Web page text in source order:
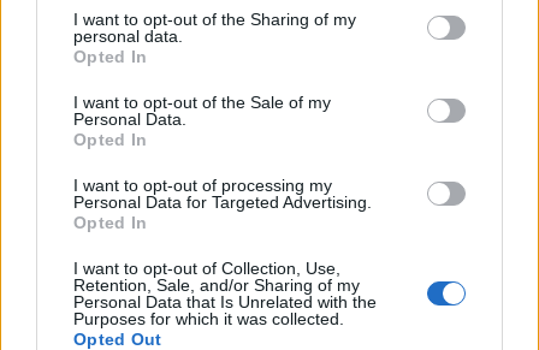
not limited to your visit or usage behaviour. You may click to
grant or deny consent to Google and its third-party tags to
use your data for below specified purposes in below Google
consent section.
I want to opt-out of the Sharing of my
personal data.
Opted In
I want to opt-out of the Sale of my
Personal Data.
Opted In
I want to opt-out of processing my
Personal Data for Targeted Advertising.
Opted In
I want to opt-out of Collection, Use,
Retention, Sale, and/or Sharing of my
Personal Data that Is Unrelated with the
Purposes for which it was collected.
Opted Out
Susanna Capelli ha raccontato una
rievocazione veronese dal loggiato di Piazza
Bra, promuovendo una linea editoriale che
valorizza la storia locale sui social.
Collaboratrice storica, possiede una
collezione di programmi teatrali degli
biografico.